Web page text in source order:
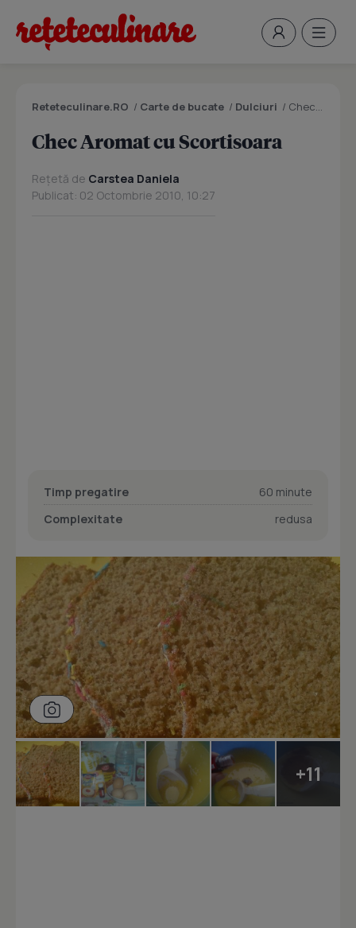
Reteteculinare.RO / Carte de bucate / Dulciuri / Chec Aromat cu Scortisoara
Chec Aromat cu Scortisoara
Rețetă de Carstea Daniela
Publicat: 02 Octombrie 2010, 10:27
Timp pregatire
60 minute
Complexitate
redusa
+11